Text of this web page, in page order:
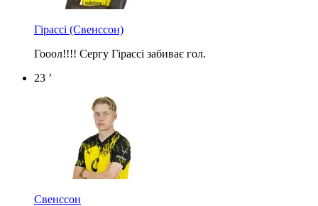
Гірассі (Свенссон)
Гооол!!!! Сергу Гірассі забиває гол.
23 ’
Свенссон